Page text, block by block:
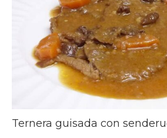
Ternera guisada con